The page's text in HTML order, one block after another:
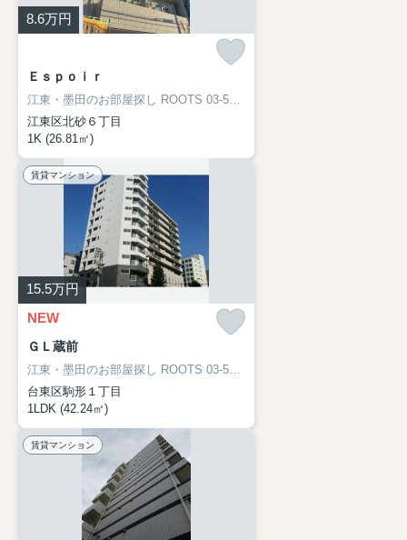
8.6万円
Ｅｓｐｏｉｒ
江東・墨田のお部屋探し ROOTS 03-5638-8866
江東区北砂６丁目
1K (26.81㎡)
賃貸マンション
15.5万円
NEW
ＧＬ蔵前
江東・墨田のお部屋探し ROOTS 03-5638-8866
台東区駒形１丁目
1LDK (42.24㎡)
賃貸マンション